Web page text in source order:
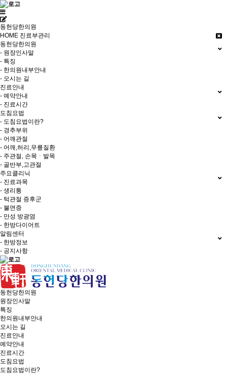
동헌당한의원
HOME 진료부관리
동헌당한의원
- 원장인사말
- 특징
- 한의원내부안내
- 오시는 길
진료안내
- 예약안내
- 진료시간
도침요법
- 도침요법이란?
- 경추부위
- 어깨관절
- 어깨,허리,무릎질환
- 주관절, 손목ㆍ발목
- 골반부,고관절
주요클리닉
- 진료과목
- 생리통
- 턱관절 증후군
- 불면증
- 만성 방광염
- 한방다이어트
알림센터
- 한방정보
- 공지사항
동헌당한의원
원장인사말
특징
한의원내부안내
오시는 길
진료안내
예약안내
진료시간
도침요법
도침요법이란?